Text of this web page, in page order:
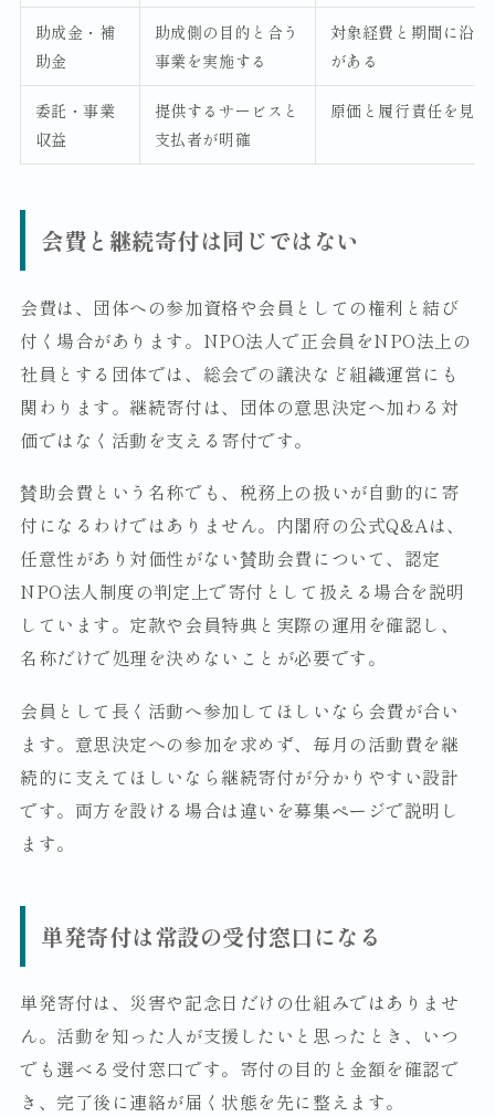
助成金・補
助金
助成側の目的と合う
事業を実施する
対象経費と期間に沿
がある
委託・事業
収益
提供するサービスと
支払者が明確
原価と履行責任を見
会費と継続寄付は同じではない
会費は、団体への参加資格や会員としての権利と結び
付く場合があります。NPO法人で正会員をNPO法上の
社員とする団体では、総会での議決など組織運営にも
関わります。継続寄付は、団体の意思決定へ加わる対
価ではなく活動を支える寄付です。
賛助会費という名称でも、税務上の扱いが自動的に寄
付になるわけではありません。内閣府の公式Q&Aは、
任意性があり対価性がない賛助会費について、認定
NPO法人制度の判定上で寄付として扱える場合を説明
しています。定款や会員特典と実際の運用を確認し、
名称だけで処理を決めないことが必要です。
会員として長く活動へ参加してほしいなら会費が合い
ます。意思決定への参加を求めず、毎月の活動費を継
続的に支えてほしいなら継続寄付が分かりやすい設計
です。両方を設ける場合は違いを募集ページで説明し
ます。
単発寄付は常設の受付窓口になる
単発寄付は、災害や記念日だけの仕組みではありませ
ん。活動を知った人が支援したいと思ったとき、いつ
でも選べる受付窓口です。寄付の目的と金額を確認で
き、完了後に連絡が届く状態を先に整えます。